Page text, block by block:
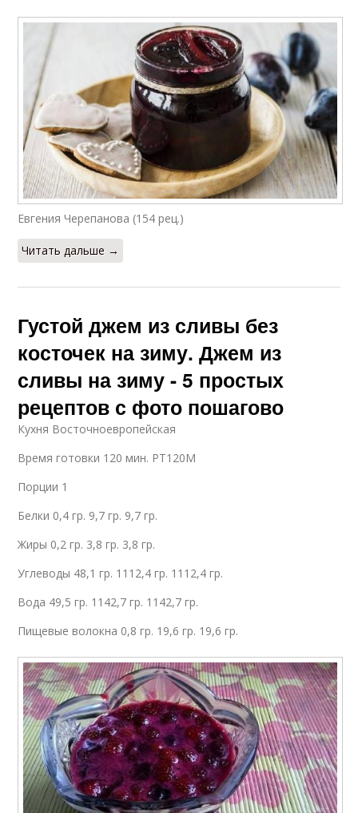
Евгения Черепанова (154 рец.)
Читать дальше →
Густой джем из сливы без
косточек на зиму. Джем из
сливы на зиму - 5 простых
рецептов с фото пошагово
Кухня Восточноевропейская
Время готовки 120 мин. PT120M
Порции 1
Белки 0,4 гр. 9,7 гр. 9,7 гр.
Жиры 0,2 гр. 3,8 гр. 3,8 гр.
Углеводы 48,1 гр. 1112,4 гр. 1112,4 гр.
Вода 49,5 гр. 1142,7 гр. 1142,7 гр.
Пищевые волокна 0,8 гр. 19,6 гр. 19,6 гр.